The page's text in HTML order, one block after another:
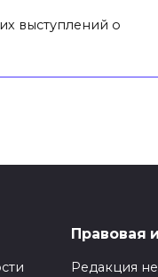
выступлений о
Правовая
Редакция